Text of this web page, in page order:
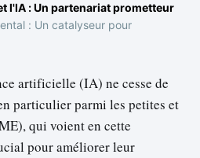
l'IA : Un partenariat prometteur
: Un catalyseur pour
artificielle (IA) ne cesse de
particulier parmi les petites et
qui voient en cette
pour améliorer leur